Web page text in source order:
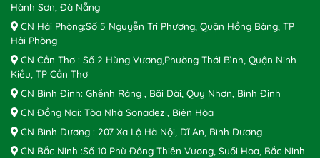
Hành Sơn, Đà Nẵng
CN Hải Phòng:Số 5 Nguyễn Tri Phương, Quận Hồng Bàng, TP
Hải Phòng
CN Cần Thơ : Số 2 Hùng Vương,Phường Thới Bình, Quận Ninh
Kiều, TP Cần Thơ
CN Bình Định: Ghềnh Ráng , Bãi Dài, Quy Nhơn, Bình Định
CN Đồng Nai: Tòa Nhà Sonadezi, Biên Hòa
CN Bình Dương : 207 Xa Lộ Hà Nội, Dĩ An, Bình Dương
CN Bắc Ninh :Số 10 Phù Đổng Thiên Vương, Suối Hoa, Bắc Ninh